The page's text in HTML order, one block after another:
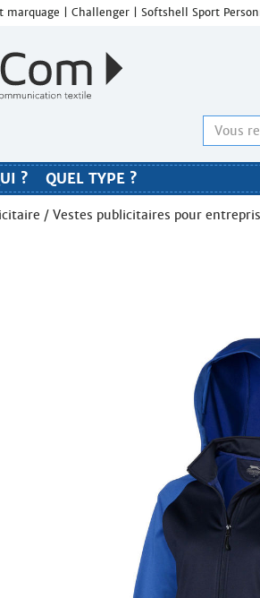
marquage | Challenger | Softshell Sport
? QUEL TYPE ?
/ Vestes publicitaires pour